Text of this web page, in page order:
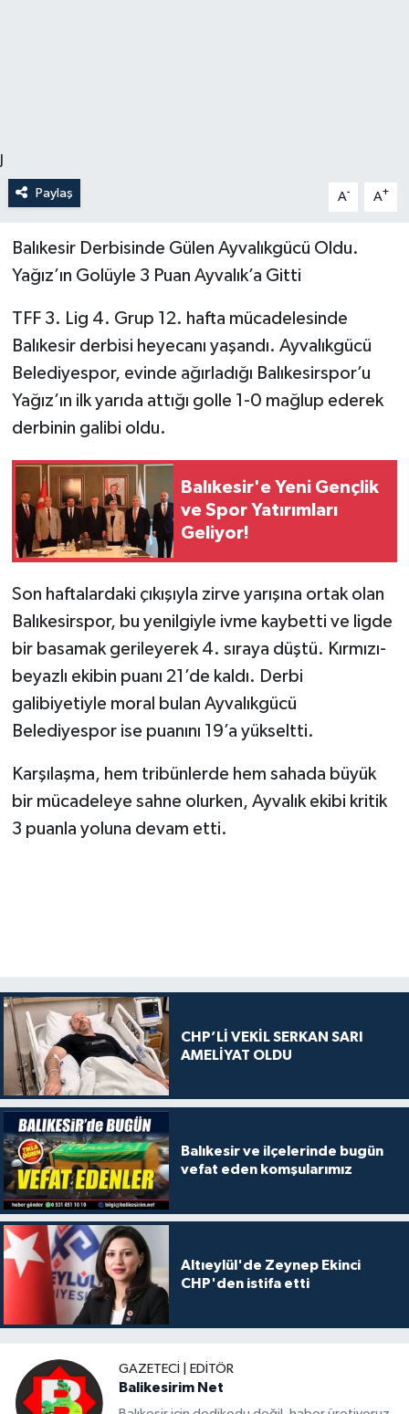
Paylaş A- A+
Balıkesir Derbisinde Gülen Ayvalıkgücü Oldu.
Yağız’ın Golüyle 3 Puan Ayvalık’a Gitti
TFF 3. Lig 4. Grup 12. hafta mücadelesinde
Balıkesir derbisi heyecanı yaşandı. Ayvalıkgücü
Belediyespor, evinde ağırladığı Balıkesirspor’u
Yağız’ın ilk yarıda attığı golle 1-0 mağlup ederek
derbinin galibi oldu.
Balıkesir'e Yeni Gençlik
ve Spor Yatırımları
Geliyor!
Son haftalardaki çıkışıyla zirve yarışına ortak olan
Balıkesirspor, bu yenilgiyle ivme kaybetti ve ligde
bir basamak gerileyerek 4. sıraya düştü. Kırmızı-
beyazlı ekibin puanı 21’de kaldı. Derbi
galibiyetiyle moral bulan Ayvalıkgücü
Belediyespor ise puanını 19’a yükseltti.
Karşılaşma, hem tribünlerde hem sahada büyük
bir mücadeleye sahne olurken, Ayvalık ekibi kritik
3 puanla yoluna devam etti.
CHP’Lİ VEKİL SERKAN SARI
AMELİYAT OLDU
Balıkesir ve ilçelerinde bugün
vefat eden komşularımız
Altıeylül'de Zeynep Ekinci
CHP'den istifa etti
GAZETECI | EDITÖR
Balikesirim Net